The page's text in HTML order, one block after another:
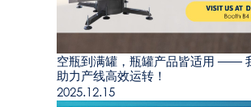
空瓶到满罐，瓶罐产品皆适用 ——
助力产线高效运转！
2025.12.15